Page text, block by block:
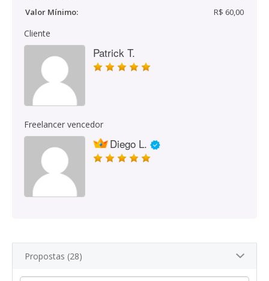
Valor Mínimo:
R$ 60,00
Cliente
Patrick T.
Freelancer vencedor
Diego L.
Propostas (28)